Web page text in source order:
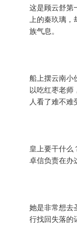
这是顾云舒第
上的秦玖璃
族气息。
船上摆云南小
以吃红枣老师
人看了难不难
皇上要干什么
卓信负责在办
她是非常想去
行找回失落的